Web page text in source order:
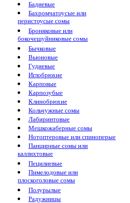
Бадиевые
Бахромчатоусые или
перистоусые сомы
Броняковые или
бокочешуйниковые сомы
Бычковые
Вьюновые
Гудиевые
Иглобрюхие
Карповые
Карпозубые
Клинобрюхие
Кольчужные сомы
Лабиринтовые
Мешкожаберные сомы
Нотоптеровые или спиноперые
Панцирные сомы или
каллихтовые
Пецилиевые
Пимелодовые или
плоскоголовые сомы
Полурылые
Радужницы